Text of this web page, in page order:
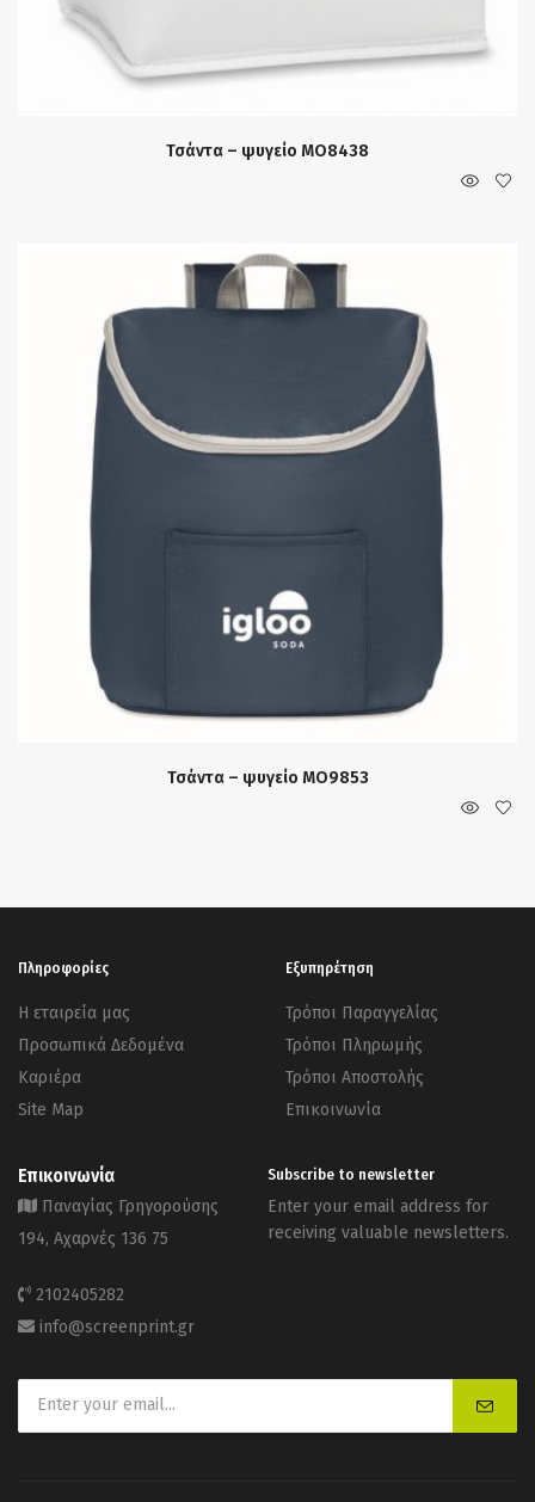
Τσάντα – ψυγείο MO8438
Τσάντα – ψυγείο MO9853
Πληροφορίες
Η εταιρεία μας
Προσωπικά Δεδομένα
Καριέρα
Site Map
Εξυπηρέτηση
Τρόποι Παραγγελίας
Τρόποι Πληρωμής
Τρόποι Αποστολής
Επικοινωνία
Επικοινωνία
Παναγίας Γρηγορούσης
194, Αχαρνές 136 75
2102405282
info@screenprint.gr
Subscribe to newsletter
Enter your email address for
receiving valuable newsletters.